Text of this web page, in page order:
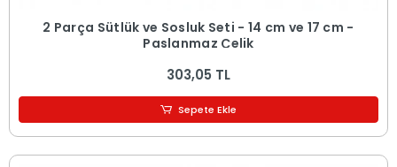
2 Parça Sütlük ve Sosluk Seti - 14 cm ve 17 cm -
Paslanmaz Çelik
303,05 TL
Sepete Ekle